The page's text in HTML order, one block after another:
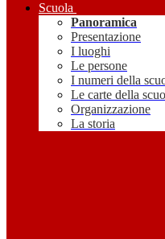
Scuola
Panoramica
Presentazione
I luoghi
Le persone
I numeri della
Le carte della
Organizzazione
La storia